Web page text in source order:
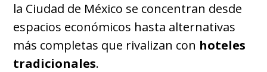
la Ciudad de México se concentran desde
espacios económicos hasta alternativas
más completas que rivalizan con hoteles
tradicionales.